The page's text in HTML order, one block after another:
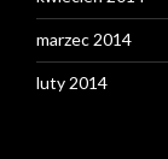
marzec 2014
luty 2014